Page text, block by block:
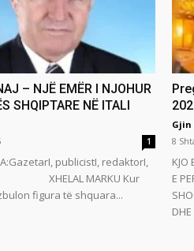
– NJË EMËR I NJOHUR
SHQIPTARE NË ITALI
1
publicistI, redaktorI,
XHELAL MARKU Kur
figura të shquara...
Gjin
8
KJO
E